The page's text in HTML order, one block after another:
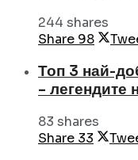
244 shares
Share 98
Топ 3 най-
– легендите
83 shares
Share 33